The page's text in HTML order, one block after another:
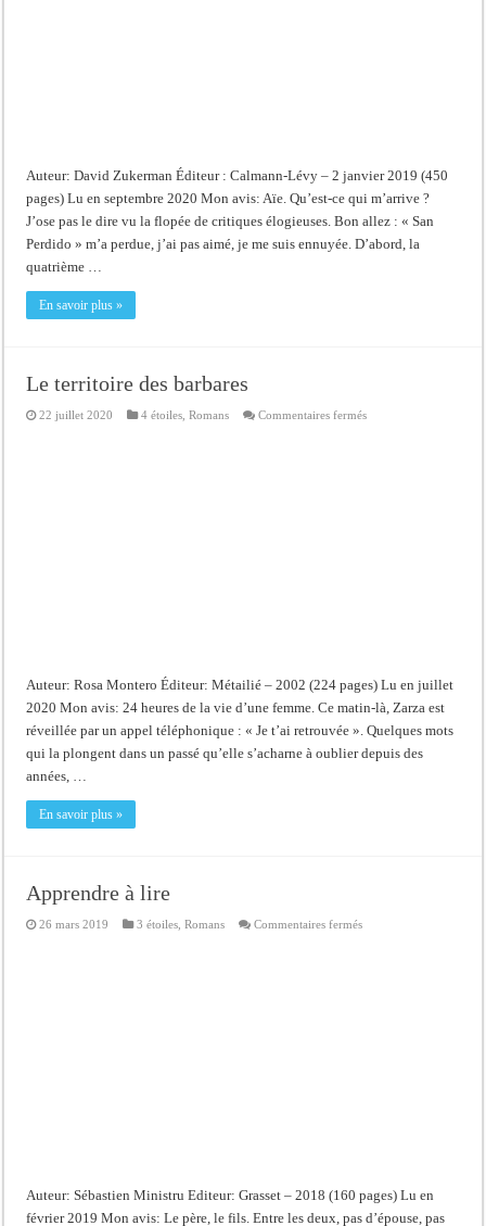
Auteur: David Zukerman Éditeur : Calmann-Lévy – 2 janvier 2019 (450
pages) Lu en septembre 2020 Mon avis: Aïe. Qu’est-ce qui m’arrive ?
J’ose pas le dire vu la flopée de critiques élogieuses. Bon allez : « San
Perdido » m’a perdue, j’ai pas aimé, je me suis ennuyée. D’abord, la
quatrième …
En savoir plus »
Le territoire des barbares
22 juillet 2020 4 étoiles ,Romans Commentaires ferméssur
Auteur: Rosa Montero Éditeur: Métailié – 2002 (224 pages) Lu en juillet
2020 Mon avis: 24 heures de la vie d’une femme. Ce matin-là, Zarza est
réveillée par un appel téléphonique : « Je t’ai retrouvée ». Quelques mots
qui la plongent dans un passé qu’elle s’acharne à oublier depuis des
années, …
En savoir plus »
Apprendre à lire
26 mars 2019 3 étoiles ,Romans Commentaires ferméssur
Auteur: Sébastien Ministru Editeur: Grasset – 2018 (160 pages) Lu en
février 2019 Mon avis: Le père, le fils. Entre les deux, pas d’épouse, pas